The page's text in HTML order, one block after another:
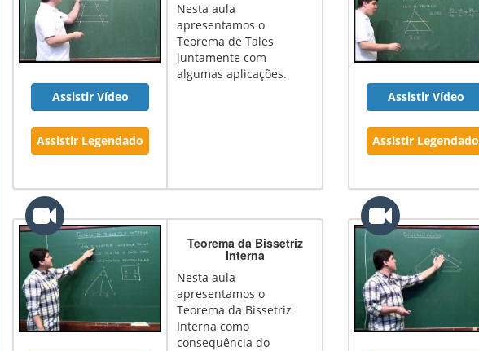
Assistir Vídeo
Assistir Legendado
Nesta aula
apresentamos o
Teorema de Tales
juntamente com
algumas aplicações.
Assistir Vídeo
Assistir Legendado
Teorema da Bissetriz
Interna
Nesta aula
apresentamos o
Teorema da Bissetriz
Interna como
consequência do